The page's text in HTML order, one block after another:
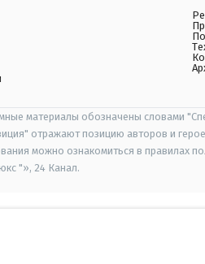
материалы обозначены словами
отражают позицию авторов и
можно ознакомиться в
"», 24 Канал.